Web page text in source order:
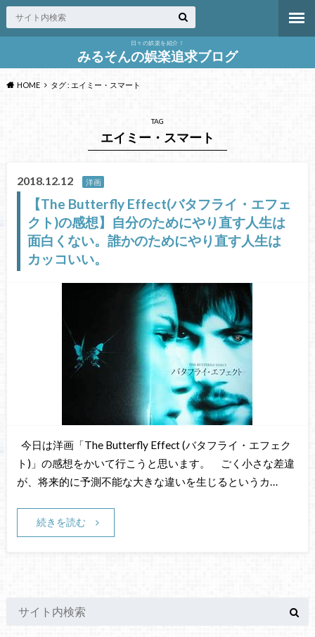
日々の娯楽を紹介！
みるそんの娯楽追求ブログ
HOME タグ : エイミー・スマート
TAG
エイミー・スマート
2018.12.12 洋画
【The Butterfly Effect(バタフライ・エフェ
クト)の感想】自分のためにやり直す人生は
面白くない。誰かのためにやり直す人生は
カッコいい。
今日は洋画「The Butterfly Effect (バタフライ・エフェク
ト)」の感想をかいて行こうと思います。 ごく小さな差違
が、将来的に予測不能な大きな違いを生じるというカ…
続きを読む